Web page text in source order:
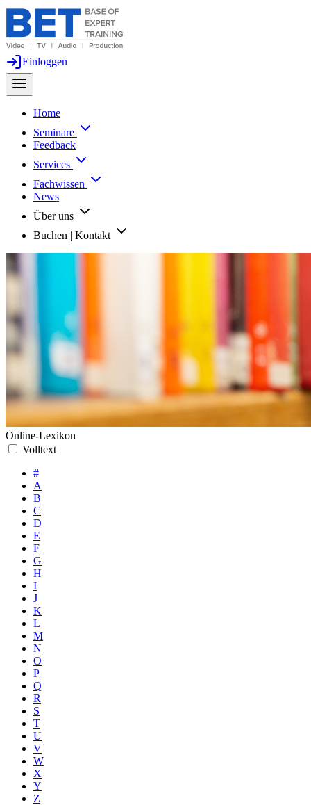
Einloggen
Home
Seminare
Feedback
Services
Fachwissen
News
Über uns
Buchen | Kontakt
Online-Lexikon
Volltext
#
A
B
C
D
E
F
G
H
I
J
K
L
M
N
O
P
Q
R
S
T
U
V
W
X
Y
Z